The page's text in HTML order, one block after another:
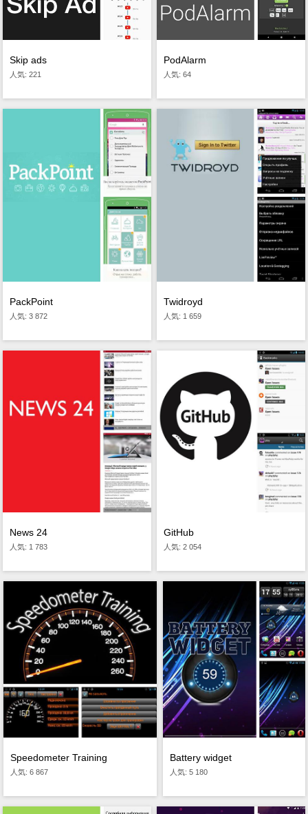
Skip ads
人気: 221
PodAlarm
人気: 64
PackPoint
人気: 3 872
Twidroyd
人気: 1 659
News 24
人気: 1 783
GitHub
人気: 2 054
Speedometer Training
人気: 6 867
Battery widget
人気: 5 180